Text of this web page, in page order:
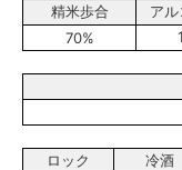
精米歩合 ア
70%
ロック 冷酒